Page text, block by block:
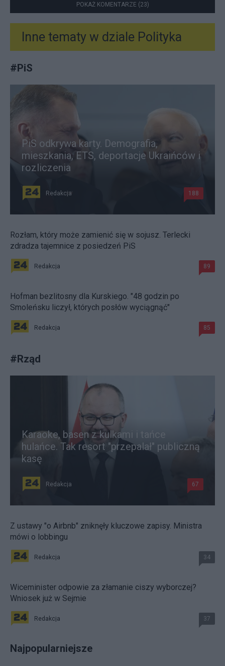
POKAŻ KOMENTARZE (23)
Inne tematy w dziale Polityka
#PiS
PiS odkrywa karty. Demografia,
mieszkania, ETS, deportacje Ukraińców i
rozliczenia
Redakcja 188
Rozłam, który może zamienić się w sojusz. Terlecki
zdradza tajemnice z posiedzeń PiS
Redakcja 89
Hofman bezlitosny dla Kurskiego. "48 godzin po
Smoleńsku liczył, których posłów wyciągnąć"
Redakcja 85
#Rząd
Karaoke, basen z kulkami i tańce
hulańce. Tak resort "przepalał" publiczną
kasę
Redakcja 67
Z ustawy "o Airbnb" zniknęły kluczowe zapisy. Ministra
mówi o lobbingu
Redakcja 34
Wiceminister odpowie za złamanie ciszy wyborczej?
Wniosek już w Sejmie
Redakcja 37
Najpopularniejsze